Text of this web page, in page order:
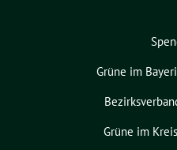
Grüne im
Grüne im